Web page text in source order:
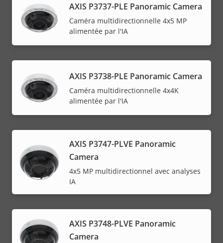
AXIS P3737-PLE Panoramic Camera
Caméra multidirectionnelle 4x5 MP
alimentée par l'IA
AXIS P3738-PLE Panoramic Camera
Caméra multidirectionnelle 4x4K
alimentée par l'IA
AXIS P3747-PLVE Panoramic
Camera
4x5 MP multidirectionnel avec analyses
IA
AXIS P3748-PLVE Panoramic
Camera